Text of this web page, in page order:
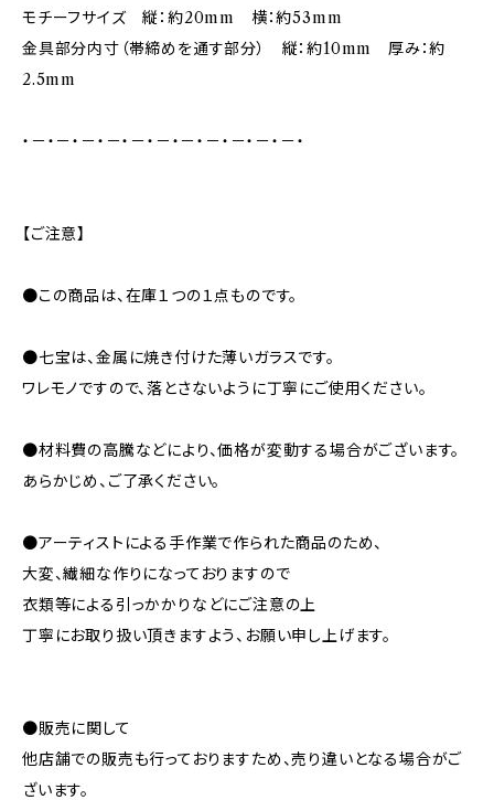
モチーフサイズ 縦：約20mm 横：約53mm
金具部分内寸（帯締めを通す部分） 縦：約10mm 厚み：約
2.5mm
・－・－・－・－・－・－・－・－・－・－・－・
【ご注意】
●この商品は、在庫１つの１点ものです。
●七宝は、金属に焼き付けた薄いガラスです。
ワレモノですので、落とさないように丁寧にご使用ください。
●材料費の高騰などにより、価格が変動する場合がございます。
あらかじめ、ご了承ください。
●アーティストによる手作業で作られた商品のため、
大変、繊細な作りになっておりますので
衣類等による引っかかりなどにご注意の上
丁寧にお取り扱い頂きますよう、お願い申し上げます。
●販売に関して
他店舗での販売も行っておりますため、売り違いとなる場合がご
ざいます。